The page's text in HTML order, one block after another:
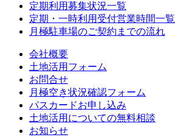
定期利用募集状況一覧
定期・一時利用受付営業時間一覧
月極駐車場のご契約までの流れ
会社概要
土地活用フォーム
お問合せ
月極空き状況確認フォーム
パスカードお申し込み
土地活用についての無料相談
お知らせ